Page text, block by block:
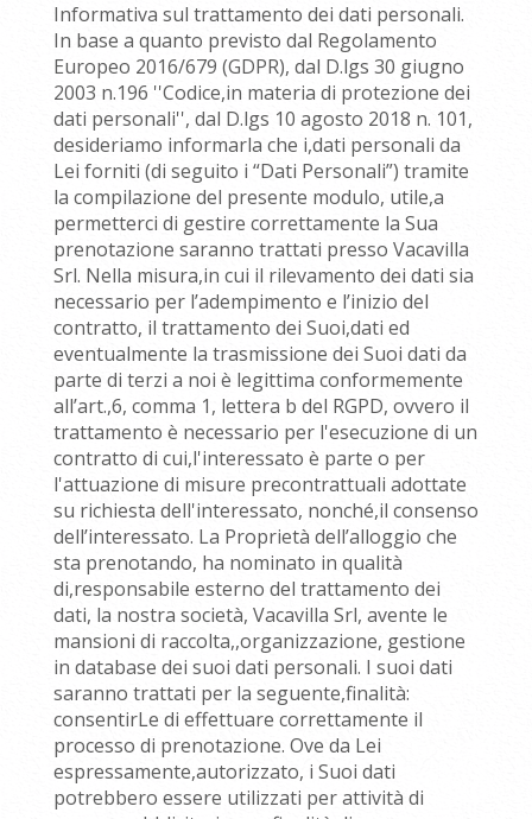
Informativa sul trattamento dei dati personali.
In base a quanto previsto dal Regolamento
Europeo 2016/679 (GDPR), dal D.lgs 30 giugno
2003 n.196 ''Codice,in materia di protezione dei
dati personali'', dal D.lgs 10 agosto 2018 n. 101,
desideriamo informarla che i,dati personali da
Lei forniti (di seguito i “Dati Personali”) tramite
la compilazione del presente modulo, utile,a
permetterci di gestire correttamente la Sua
prenotazione saranno trattati presso Vacavilla
Srl. Nella misura,in cui il rilevamento dei dati sia
necessario per l’adempimento e l’inizio del
contratto, il trattamento dei Suoi,dati ed
eventualmente la trasmissione dei Suoi dati da
parte di terzi a noi è legittima conformemente
all’art.,6, comma 1, lettera b del RGPD, ovvero il
trattamento è necessario per l'esecuzione di un
contratto di cui,l'interessato è parte o per
l'attuazione di misure precontrattuali adottate
su richiesta dell'interessato, nonché,il consenso
dell’interessato. La Proprietà dell’alloggio che
sta prenotando, ha nominato in qualità
di,responsabile esterno del trattamento dei
dati, la nostra società, Vacavilla Srl, avente le
mansioni di raccolta,,organizzazione, gestione
in database dei suoi dati personali. I suoi dati
saranno trattati per la seguente,finalità:
consentirLe di effettuare correttamente il
processo di prenotazione. Ove da Lei
espressamente,autorizzato, i Suoi dati
potrebbero essere utilizzati per attività di